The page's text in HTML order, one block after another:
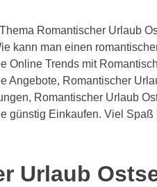
Romantischer Urlaub
kann man einen
Online Trends mit
Angebote, Romantischer
Romantischer Urlaub
günstig Einkaufen. Viel
Urlaub